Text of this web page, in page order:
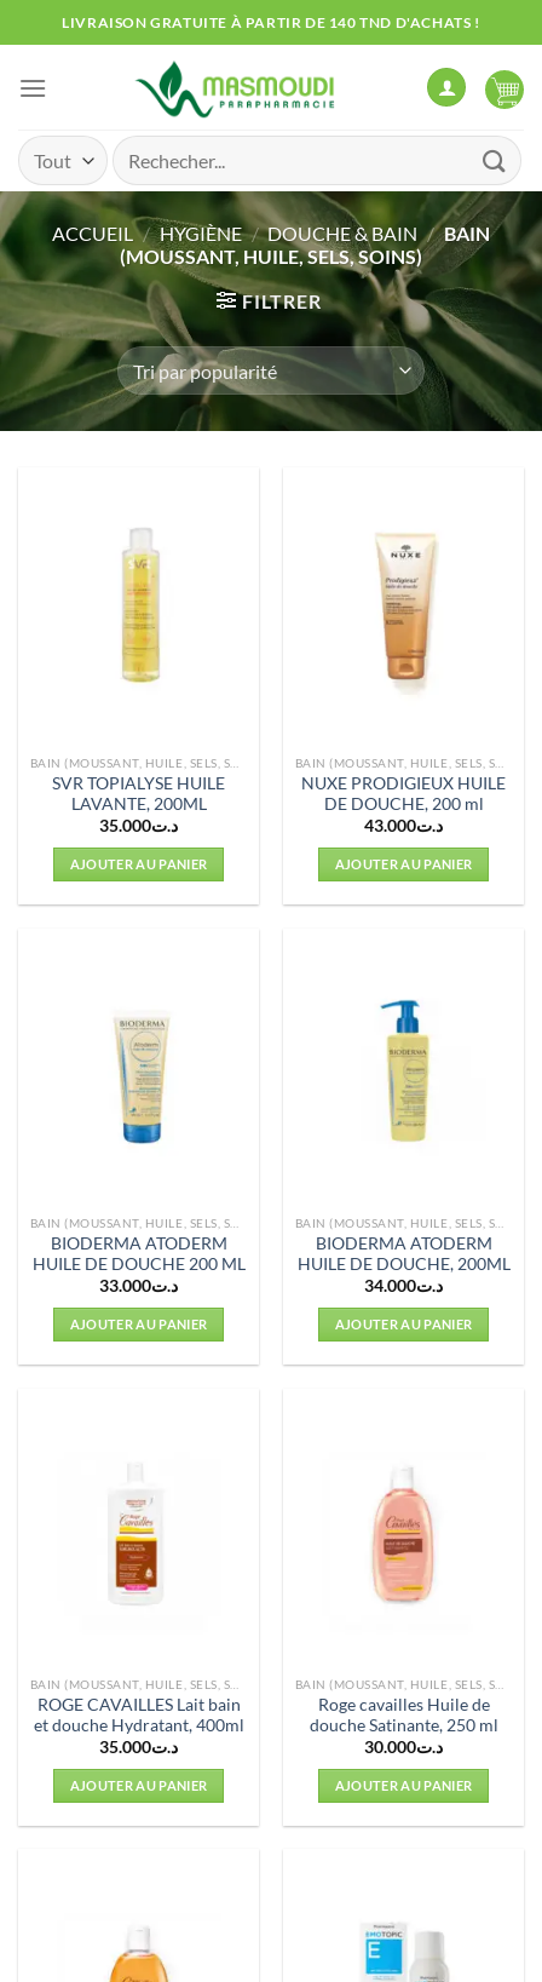
au
contenu
LIVRAISON GRATUITE À PARTIR DE 140 TND D'ACHATS !
Recherche
pour :
ACCUEIL / HYGIÈNE / DOUCHE & BAIN / BAIN
(MOUSSANT, HUILE, SELS, SOINS)
FILTRER
SVR TOPIALYSE HUILE
LAVANTE, 200ML
د.ت35.000
AJOUTER AU PANIER
NUXE PRODIGIEUX HUILE
DE DOUCHE, 200 ml
د.ت43.000
AJOUTER AU PANIER
BIODERMA ATODERM
HUILE DE DOUCHE 200 ML
د.ت33.000
AJOUTER AU PANIER
BIODERMA ATODERM
HUILE DE DOUCHE, 200ML
د.ت34.000
AJOUTER AU PANIER
ROGE CAVAILLES Lait bain
et douche Hydratant, 400ml
د.ت35.000
AJOUTER AU PANIER
Roge cavailles Huile de
douche Satinante, 250 ml
د.ت30.000
AJOUTER AU PANIER